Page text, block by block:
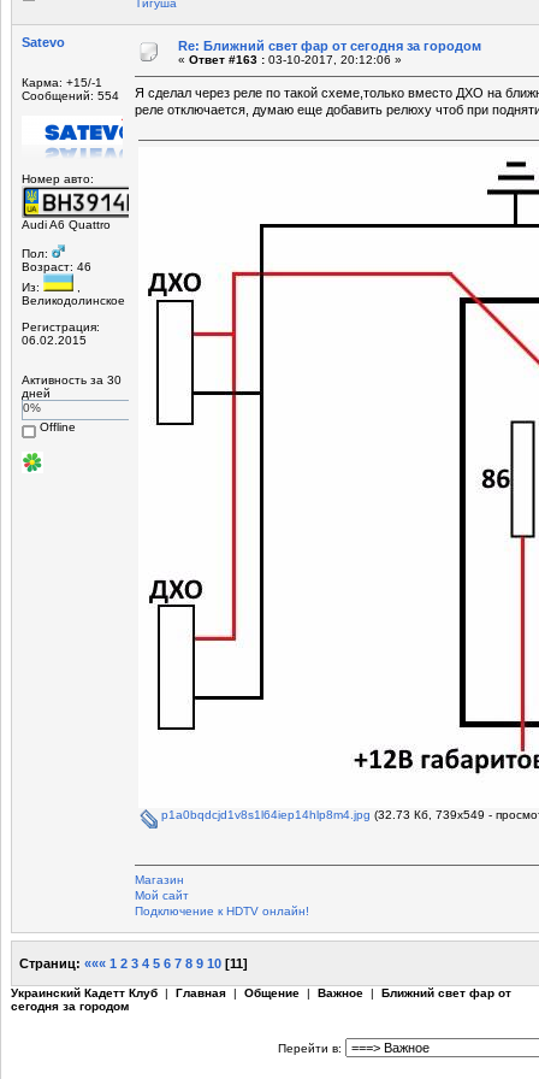
Tигуша
Satevo
Карма: +15/-1
Сообщений: 554
Номер авто:
Audi A6 Quattro
Пол:
Возраст: 46
Из:
,
Великодолинское
Регистрация:
06.02.2015
Активность за 30
дней
0%
Offline
Re: Ближний свет фар от сегодня за городом
« Ответ #163 : 03-10-2017, 20:12:06 »
Я сделал через реле по такой схеме,только вместо ДХО на
реле отключается, думаю еще добавить релюху чтоб при
p1a0bqdcjd1v8s1l64iep14hlp8m4.jpg (32.73 Кб, 739x549 -
Магазин
Мой сайт
Подключение к HDTV онлайн!
Страниц: ««« 1 2 3 4 5 6 7 8 9 10 [11]
Украинский Кадетт Клуб | Главная | Общение | Важное | Ближний свет фар от
сегодня за городом
Перейти в: